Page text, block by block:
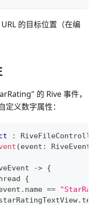
的目标位置（在编
的 Rive 事件，
义数字属性：
:
(event : RiveEvent
-> {
{
. name ==
.